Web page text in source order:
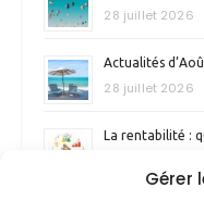
Gérer
28 juillet 2026
Actualités
28 juillet 2026
La rentabilité :